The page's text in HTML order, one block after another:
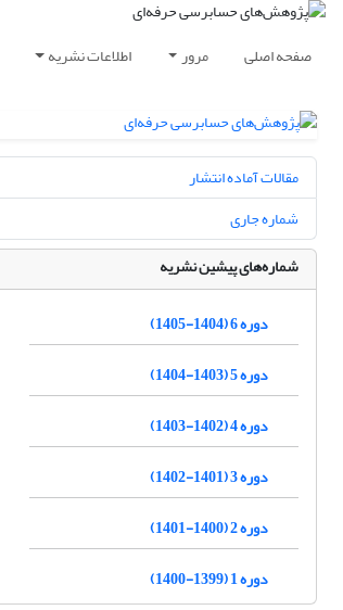
صفحه اصلی مرور اطلاعات نشریه
مقالات آماده انتشار
شماره جاری
شماره‌های پیشین نشریه
دوره 6 (1404-1405)
دوره 5 (1403-1404)
دوره 4 (1402-1403)
دوره 3 (1401-1402)
دوره 2 (1400-1401)
دوره 1 (1399-1400)